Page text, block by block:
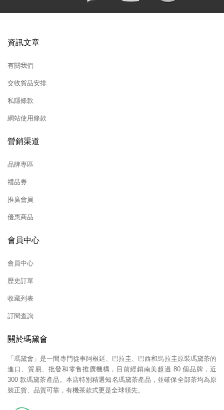
資訊文章
有關我們
交收貨品安排
私隱條款
網站使用條款
營銷渠道
品牌專區
禮品券
推廣會員
優惠商品
會員中心
會員中心
歷史訂單
收藏列表
訂閱查詢
關於瑪黛會
「瑪黛會」是一間專門從事阿根廷、巴拉圭、巴西和烏拉圭原裝瑪黛茶的
進口、貿易、批發和零售推廣機構，目前經銷南美超過 80 個品牌，近
300 款瑪黛茶產品。本店特別精選知名瑪黛茶產品，並確保全部茶均為原
裝正貨、品質可靠，有機茶款式更是全球領先。